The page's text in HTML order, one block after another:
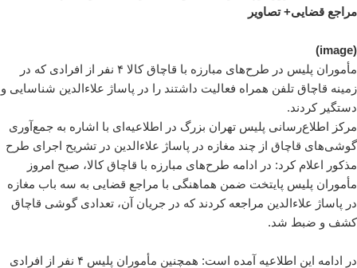
مراجع قضایی+ تصاویر
(image)
مأموران پلیس در طرح‌های مبارزه با قاچاق کالا ۴ نفر از افرادی که در
زمینه قاچاق تلفن همراه فعالیت داشتند را در پاساژ علاء‌الدین شناسایی و
دستگیر کردند.
مرکز اطلاع‌رسانی پلیس تهران بزرگ در اطلاعیه‌ای با اشاره به جمع‌آوری
گوشی‌های قاچاق از چند مغازه در پاساژ علاءالدین در تشریح اجرای طرح
مذکور اعلام کرد: در ادامه طرح‌های مبارزه با قاچاق کالا، صبح امروز
مأموران پلیس پایتخت ضمن هماهنگی با مراجع قضایی به سه باب مغازه
در پاساژ علاءالدین مراجعه کردند که در جریان آن، تعدادی گوشی قاچاق
کشف و ضبط شد.
در ادامه این اطلاعیه آمده است: همچنین مأموران پلیس ۴ نفر از افرادی